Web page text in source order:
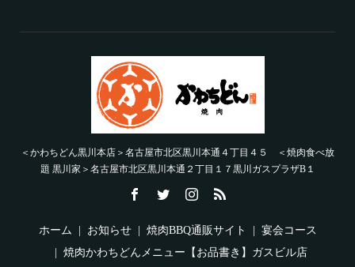
＜かわちどん黒川本店＞名古屋市北区黒川本通４丁目４５ ＜焼肉食べ放
題 黒川家＞名古屋市北区黒川本通２丁目１７黒川ガスプラザB１
ホーム お知らせ 焼肉BBQ通販サイト
宴会コース
焼肉かわちどんメニュー【お品書き】ガスビル店